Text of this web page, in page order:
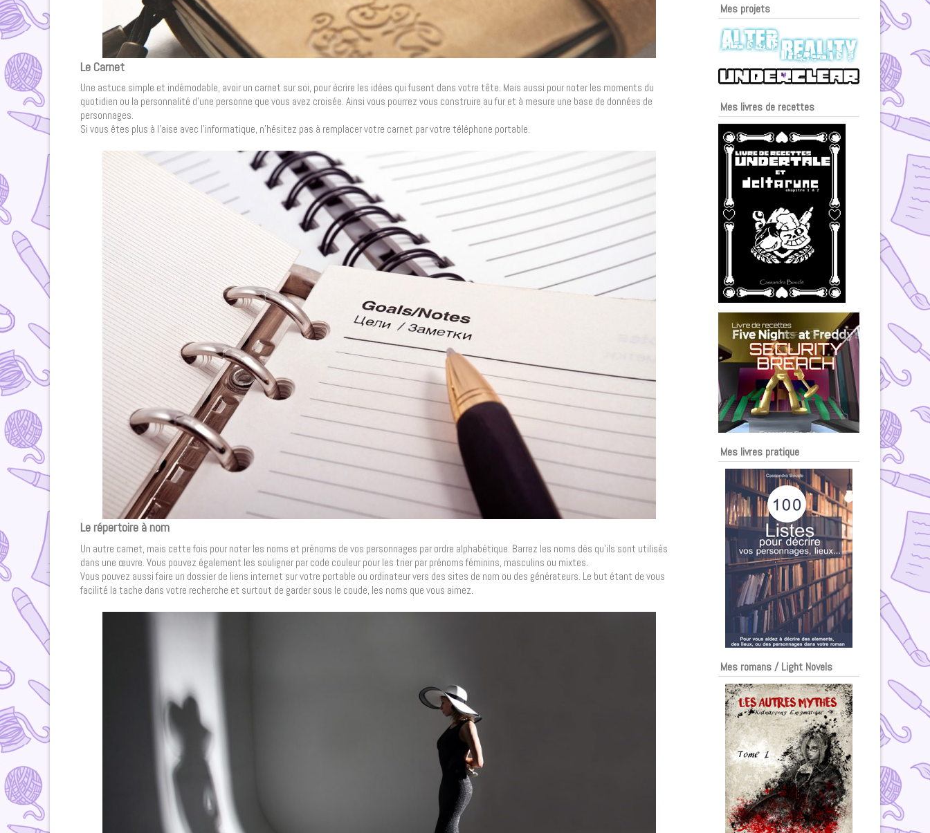
Le Carnet
Une astuce simple et indémodable, avoir un carnet sur soi, pour écrire les idées qui fusent dans votre tête. Mais aussi pour noter les moments du
quotidien ou la personnalité d’une personne que vous avez croisée. Ainsi vous pourrez vous construire au fur et à mesure une base de données de
personnages.
Si vous êtes plus à l’aise avec l’informatique, n’hésitez pas à remplacer votre carnet par votre téléphone portable.
Le répertoire à nom
Un autre carnet, mais cette fois pour noter les noms et prénoms de vos personnages par ordre alphabétique. Barrez les noms dès qu’ils sont utilisés
dans une œuvre. Vous pouvez également les souligner par code couleur pour les trier par prénoms féminins, masculins ou mixtes.
Vous pouvez aussi faire un dossier de liens internet sur votre portable ou ordinateur vers des sites de nom ou des générateurs. Le but étant de vous
facilité la tache dans votre recherche et surtout de garder sous le coude, les noms que vous aimez.
Mes projets
Mes livres de recettes
Mes livres pratique
Mes romans / Light Novels